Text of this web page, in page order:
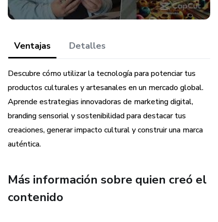
Ventajas Detalles
Descubre cómo utilizar la tecnología para potenciar tus
productos culturales y artesanales en un mercado global.
Aprende estrategias innovadoras de marketing digital,
branding sensorial y sostenibilidad para destacar tus
creaciones, generar impacto cultural y construir una marca
auténtica.
Más información sobre quien creó el
contenido